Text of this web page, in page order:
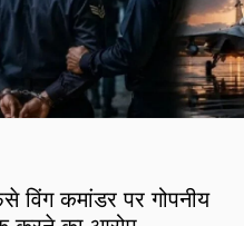
विंग कमांडर पर गोपनीय